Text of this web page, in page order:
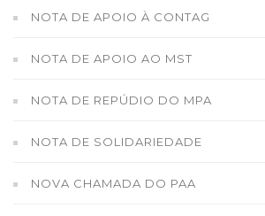
NOTA DE APOIO À CONTAG
NOTA DE APOIO AO MST
NOTA DE REPÚDIO DO MPA
NOTA DE SOLIDARIEDADE
NOVA CHAMADA DO PAA